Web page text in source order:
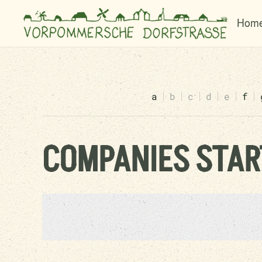
a b c d e f
COMPANIES